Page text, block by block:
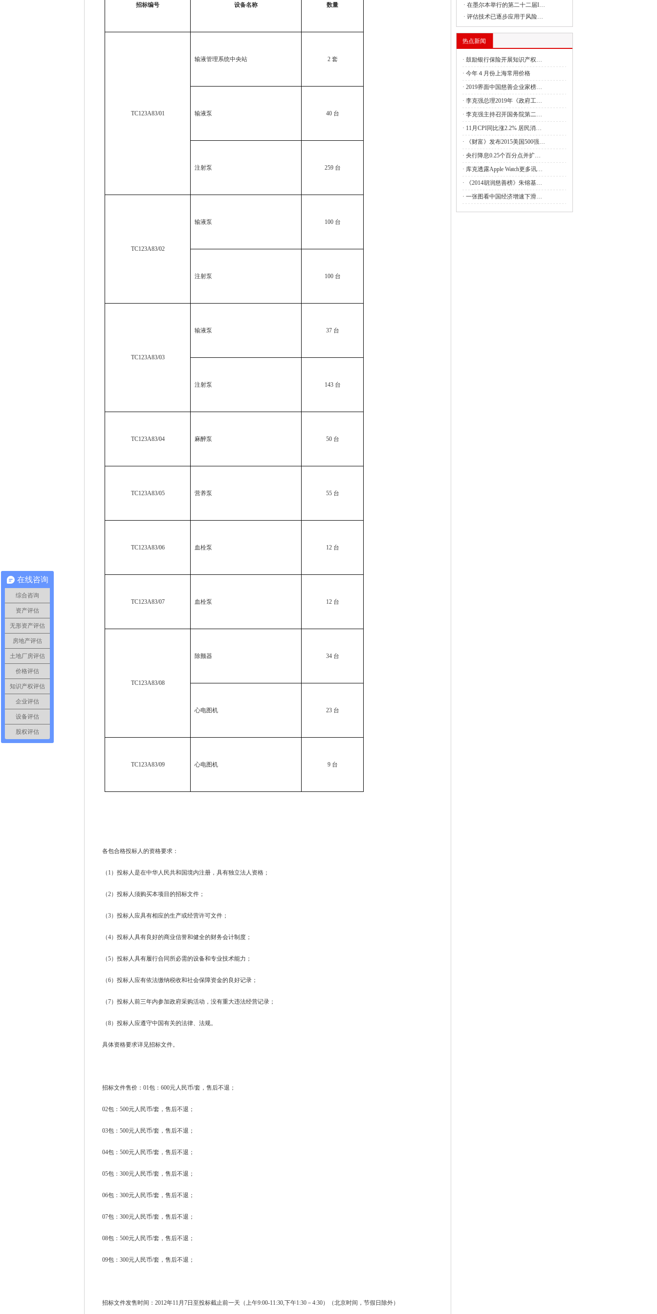
国家发展改革委负责同志出席建设全国统一大市场国务
国家发展改革委副主任丛亮会见阿曼能源与矿产部次大
中国与阿根廷签署共建“一带一路”合作规划
2023年1-4月全国国有及国有控股企业经济运行情况
财政部河南监管局：强化理论武装 筑牢思想之基 认真
关于实施中央财政油茶产业发展奖补政策的通知
财政部下达水利救灾资金7.28亿元支持消除水毁、白蚁
招标编号 设备名称 数量
TC123A83/01
输液管理系统中央站 2 套
输液泵 40 台
注射泵 259 台
TC123A83/02
输液泵 100 台
注射泵 100 台
TC123A83/03
输液泵 37 台
注射泵 143 台
TC123A83/04 麻醉泵 50 台
TC123A83/05 营养泵 55 台
TC123A83/06 血栓泵 12 台
TC123A83/07 血栓泵 12 台
TC123A83/08
除颤器 34 台
心电图机 23 台
TC123A83/09 心电图机 9 台
各包合格投标人的资格要求：
（1）投标人是在中华人民共和国境内注册，具有独立法人资格；
（2）投标人须购买本项目的招标文件；
（3）投标人应具有相应的生产或经营许可文件；
（4）投标人具有良好的商业信誉和健全的财务会计制度；
（5）投标人具有履行合同所必需的设备和专业技术能力；
（6）投标人应有依法缴纳税收和社会保障资金的良好记录；
（7）投标人前三年内参加政府采购活动，没有重大违法经营记录；
（8）投标人应遵守中国有关的法律、法规。
具体资格要求详见招标文件。
招标文件售价：01包：600元人民币/套，售后不退；
02包：500元人民币/套，售后不退；
03包：500元人民币/套，售后不退；
04包：500元人民币/套，售后不退；
05包：300元人民币/套，售后不退；
06包：300元人民币/套，售后不退；
07包：300元人民币/套，售后不退；
08包：500元人民币/套，售后不退；
09包：300元人民币/套，售后不退；
招标文件发售时间：2012年11月7日至投标截止前一天（上午9:00-11:30,下午1:30－4:30）（北京时间，节假日除外）
· 在墨尔本举行的第二十二届I…
· 评估技术已逐步应用于风险…
热点新闻
· 鼓励银行保险开展知识产权…
· 今年４月份上海常用价格
· 2019界面中国慈善企业家榜…
· 李克强总理2019年《政府工…
· 李克强主持召开国务院第二…
· 11月CPI同比涨2.2% 居民消…
·
《财富》发布2015美国500强…
· 央行降息0.25个百分点并扩…
· 库克透露Apple Watch更多讯…
·
《2014胡润慈善榜》朱镕基…
· 一张图看中国经济增速下滑…
在线咨询
综合咨询
资产评估
无形资产评估
房地产评估
土地厂房评估
价格评估
知识产权评估
企业评估
设备评估
股权评估